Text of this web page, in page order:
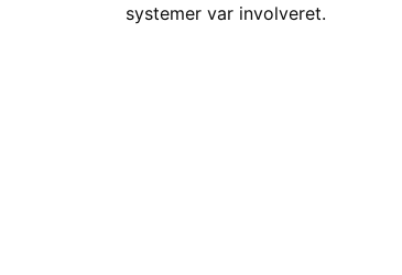
systemer var involveret.